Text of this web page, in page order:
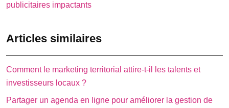
publicitaires impactants
Articles similaires
Comment le marketing territorial attire-t-il les talents et
investisseurs locaux ?
Partager un agenda en ligne pour améliorer la gestion de